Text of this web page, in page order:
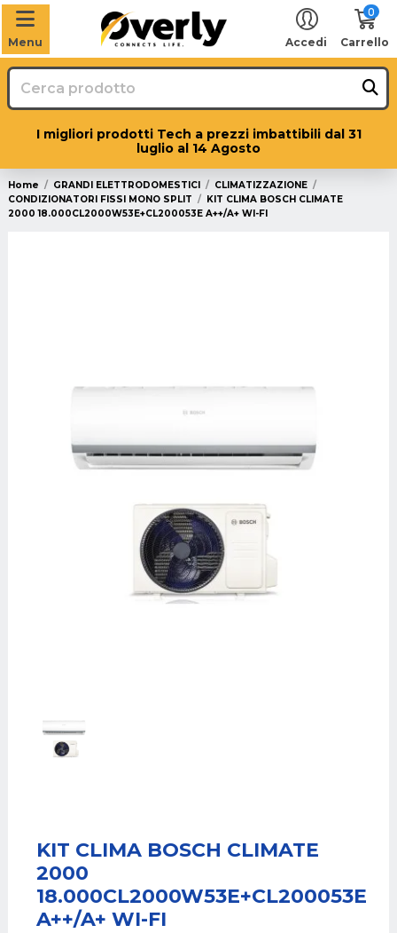
Menu Accedi
0
Carrello
I migliori prodotti Tech a prezzi imbattibili dal 31
luglio al 14 Agosto
Home GRANDI ELETTRODOMESTICI
CLIMATIZZAZIONE
CONDIZIONATORI FISSI MONO SPLIT
KIT CLIMA BOSCH CLIMATE
2000 18.000CL2000W53E+CL200053E A++/A+ WI-FI
KIT CLIMA BOSCH CLIMATE
2000
18.000CL2000W53E+CL200053E
A++/A+ WI-FI